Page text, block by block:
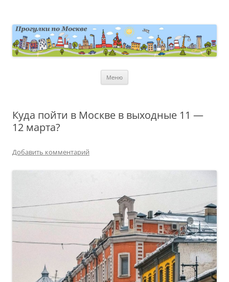
Меню
Куда пойти в Москве в выходные 11 —
12 марта?
Добавить комментарий